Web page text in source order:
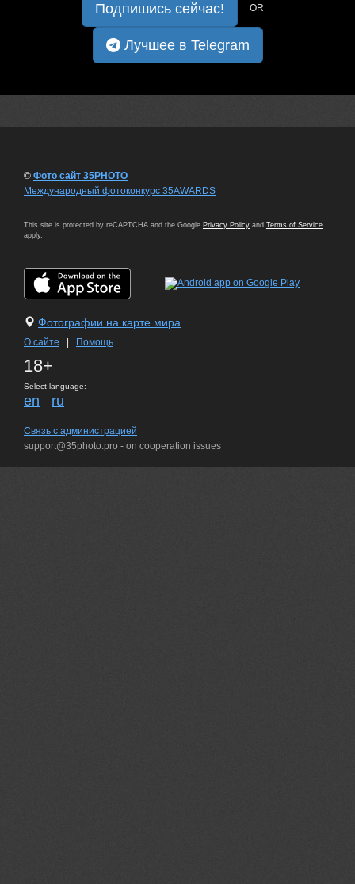
Подпишись сейчас! OR
Лучшее в Telegram
© Фото сайт 35PHOTO
Международный фотоконкурс 35AWARDS
This site is protected by reCAPTCHA and the Google Privacy Policy and Terms of Service
apply.
Фотографии на карте мира
О сайте Помощь
18+
Select language:
en ru
Связь с администрацией
support@35photo.pro - on cooperation issues